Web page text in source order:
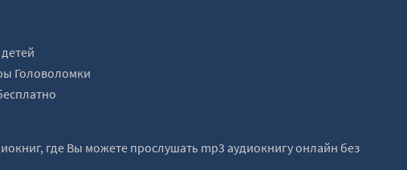
Петрович Погодин
Иванович Буслаев
Тургенев
Семенович Уваров
Иванович Герцен
Аксаков
Головоломки
где Вы можете прослушать mp3 аудиокнигу онлайн без